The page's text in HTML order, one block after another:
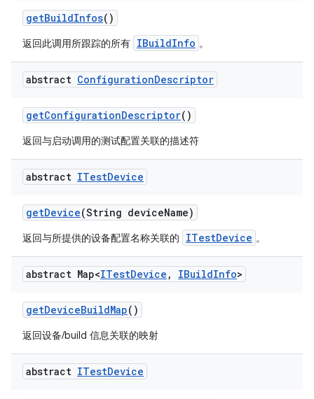
getBuildInfos()
返回此调用所跟踪的所有 IBuildInfo 。
abstract ConfigurationDescriptor
getConfigurationDescriptor()
返回与启动调用的测试配置关联的描述符
abstract ITestDevice
getDevice(String deviceName)
返回与所提供的设备配置名称关联的 ITestDevice 。
abstract Map<ITestDevice , IBuildInfo>
getDeviceBuildMap()
返回设备/build 信息关联的映射
abstract ITestDevice